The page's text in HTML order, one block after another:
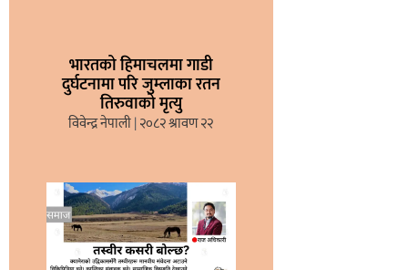
भारतको हिमाचलमा गाडी
दुर्घटनामा परि जुम्लाका रतन
तिरुवाको मृत्यु
विवेन्द्र नेपाली २०८२ श्रावण २२